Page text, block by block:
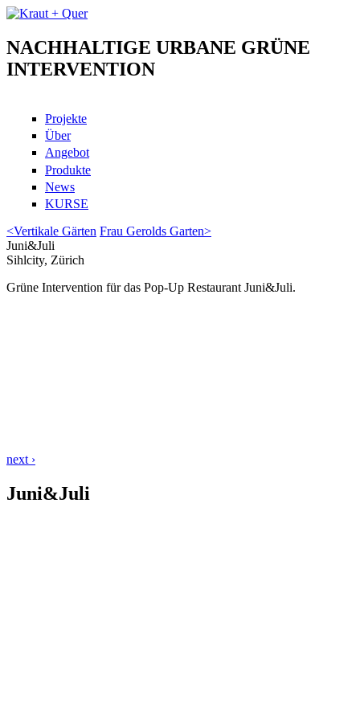
Skip to main content
Kraut + Quer
NACHHALTIGE URBANE GRÜNE
INTERVENTION
Projekte
Über
Angebot
Produkte
News
KURSE
<Vertikale Gärten Frau Gerolds Garten>
Juni&Juli
Sihlcity, Zürich
Grüne Intervention für das Pop-Up Restaurant Juni&Juli.
next ›
Juni&Juli